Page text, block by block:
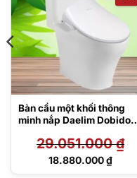
Bàn cầu một khối thông
minh nắp Daelim Dobidos
29.051.000₫
Giá
18.880.000₫
Giá